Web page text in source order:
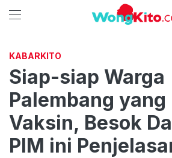
KABARKITO
Siap-siap Warga
Palembang yang
Vaksin, Besok
PIM ini